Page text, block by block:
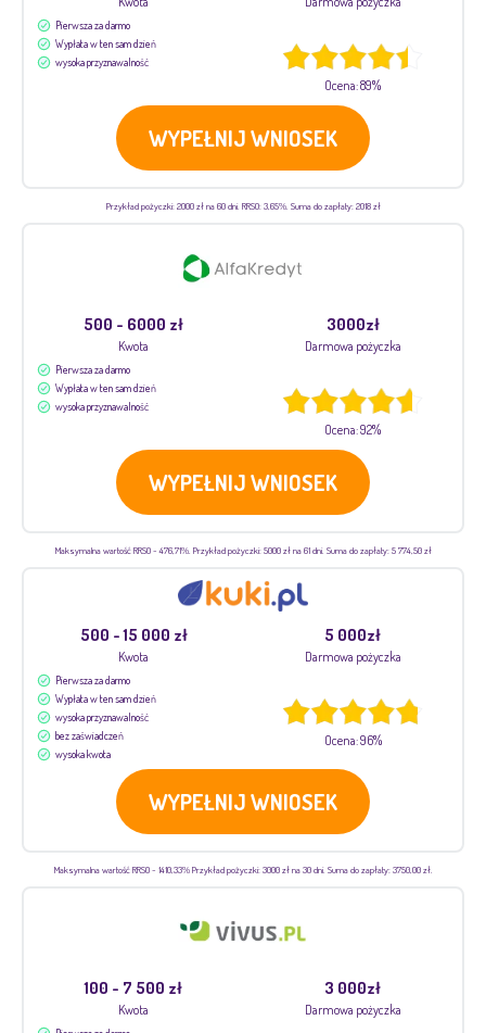
Pierwsza za darmo
Wypłata w ten sam dzień
wysoka przyznawalność
Ocena: 89%
WYPEŁNIJ WNIOSEK
Przykład pożyczki: 2000 zł na 60 dni. RRSO: 3,65%. Suma do zapłaty: 2018 zł
500 - 6000 zł
Kwota
3000zł
Darmowa pożyczka
Pierwsza za darmo
Wypłata w ten sam dzień
wysoka przyznawalność
Ocena: 92%
WYPEŁNIJ WNIOSEK
Maksymalna wartość RRSO - 476,71%. Przykład pożyczki: 5000 zł na 61 dni. Suma do zapłaty: 5 774,50 zł
500 - 15 000 zł
Kwota
5 000zł
Darmowa pożyczka
Pierwsza za darmo
Wypłata w ten sam dzień
wysoka przyznawalność
bez zaświadczeń
wysoka kwota
Ocena: 96%
WYPEŁNIJ WNIOSEK
Maksymalna wartość RRSO - 1410,33% Przykład pożyczki: 3000 zł na 30 dni. Suma do zapłaty: 3750,00 zł.
100 - 7 500 zł
Kwota
3 000zł
Darmowa pożyczka